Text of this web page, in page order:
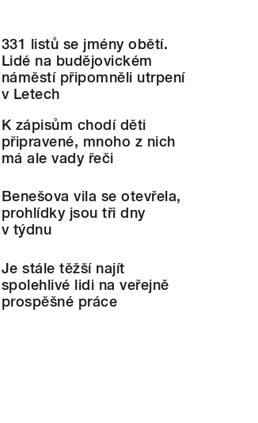
331 listů se jmény obětí.
Lidé na budějovickém
náměstí připomněli utrpení
v Letech
K zápisům chodí děti
připravené, mnoho z nich
má ale vady řeči
Benešova vila se otevřela,
prohlídky jsou tři dny
v týdnu
Je stále těžší najít
spolehlivé lidi na veřejně
prospěšné práce